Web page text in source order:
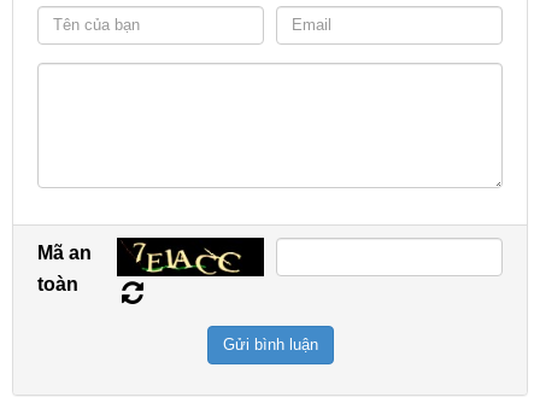
Mã an
toàn